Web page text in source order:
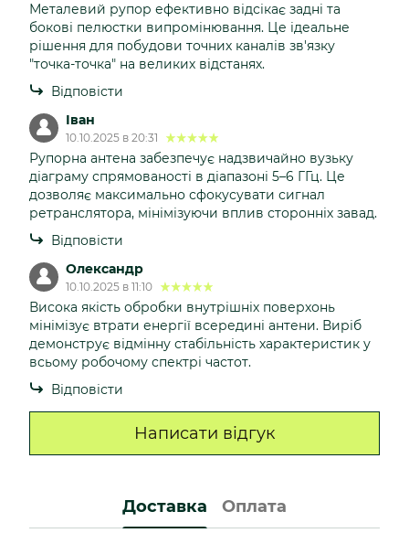
Металевий рупор ефективно відсікає задні та
бокові пелюстки випромінювання. Це ідеальне
рішення для побудови точних каналів зв'язку
"точка-точка" на великих відстанях.
Відповісти
Іван
10.10.2025 в 20:31
Рупорна антена забезпечує надзвичайно вузьку
діаграму спрямованості в діапазоні 5–6 ГГц. Це
дозволяє максимально сфокусувати сигнал
ретранслятора, мінімізуючи вплив сторонніх завад.
Відповісти
Олександр
10.10.2025 в 11:10
Висока якість обробки внутрішніх поверхонь
мінімізує втрати енергії всередині антени. Виріб
демонструє відмінну стабільність характеристик у
всьому робочому спектрі частот.
Відповісти
Написати відгук
Доставка Оплата